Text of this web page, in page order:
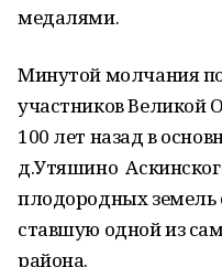
медалями.
Минутой молчания
участников Великой
100 лет назад в
д.Утяшино
плодородных земель
ставшую одной из
района.